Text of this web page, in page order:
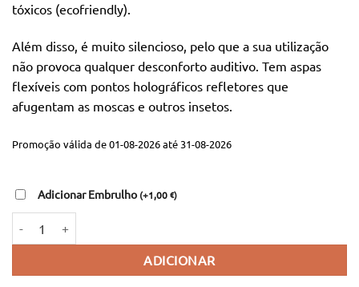
tóxicos (ecofriendly).
Além disso, é muito silencioso, pelo que a sua utilização
não provoca qualquer desconforto auditivo. Tem aspas
flexíveis com pontos holográficos refletores que
afugentam as moscas e outros insetos.
Promoção válida de 01-08-2026 até 31-08-2026
Adicionar Embrulho(+1,00 €)
ADICIONAR